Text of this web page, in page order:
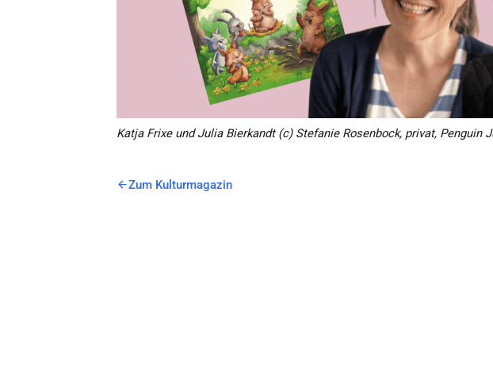
Katja Frixe und Julia Bierkandt (c) Stefanie Rosenbock, privat, Penguin
Zum Kulturmagazin